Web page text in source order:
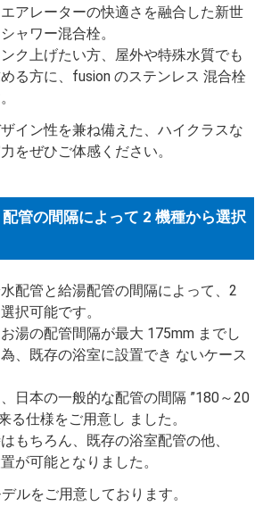
アレーターの快適さを融合した新世
ャワー混合栓。
ク上げたい方、屋外や特殊水質でも
る方に、fusion のステンレス 混合栓
イン性を兼ね備えた、ハイクラスな
をぜひご体感ください。
管の間隔によって 2 機種から選択
配管と給湯配管の間隔によって、2
択可能です。
湯の配管間隔が最大 175mm までし
、既存の浴室に設置でき ないケース
日本の一般的な配管の間隔 ”180～20
る仕様をご用意し ました。
もちろん、既存の浴室配管の他、
が可能となりました。
ルをご用意しております。